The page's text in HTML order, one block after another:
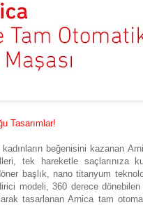
Tasarımlar!
beğenisini kazanan
tek hareketle saçlarınıza
başlık, nano titanyum
modeli, 360 derece
tasarlanan Arnica tam